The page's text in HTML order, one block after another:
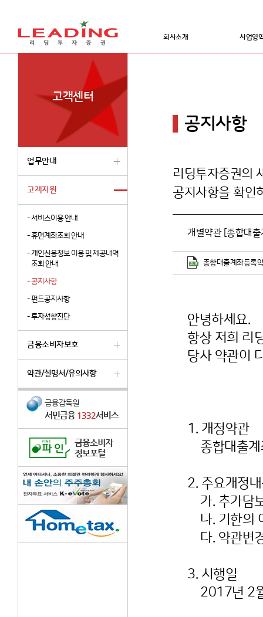
회사소개 사업영
고객센터
업무안내
고객지원
-서비스이용 안내
-휴면계좌조회 안내
-개인신용정보 이용 및 제공내역
조회 안내
-공지사항
-펀드공지사항
-투자성향진단
금융소비자보호
약관/설명서/유의사항
공지사항
리딩투자증권의
공지사항을 확인
개별약관 [종합대
종합대출계좌등록
안녕하세요.
항상 저희 리
당사 약관이
1. 개정약관
종합대출계
2. 주요개정
가. 추가담
나. 기한의
다. 약관변
3. 시행일
2017년 2